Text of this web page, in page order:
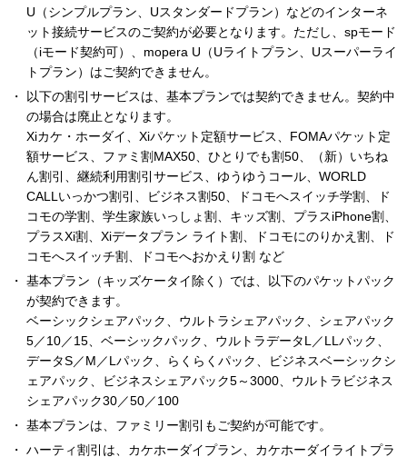
U（シンプルプラン、Uスタンダードプラン）などのインターネ
ット接続サービスのご契約が必要となります。ただし、spモード
（iモード契約可）、mopera U（Uライトプラン、Uスーパーライ
トプラン）はご契約できません。
以下の割引サービスは、基本プランでは契約できません。契約中
の場合は廃止となります。
Xiカケ・ホーダイ、Xiパケット定額サービス、FOMAパケット定
額サービス、ファミ割MAX50、ひとりでも割50、（新）いちね
ん割引、継続利用割引サービス、ゆうゆうコール、WORLD
CALLいっかつ割引、ビジネス割50、ドコモへスイッチ学割、ド
コモの学割、学生家族いっしょ割、キッズ割、プラスiPhone割、
プラスXi割、Xiデータプラン ライト割、ドコモにのりかえ割、ド
コモへスイッチ割、ドコモへおかえり割 など
基本プラン（キッズケータイ除く）では、以下のパケットパック
が契約できます。
ベーシックシェアパック、ウルトラシェアパック、シェアパック
5／10／15、ベーシックパック、ウルトラデータL／LLパック、
データS／M／Lパック、らくらくパック、ビジネスベーシックシ
ェアパック、ビジネスシェアパック5～3000、ウルトラビジネス
シェアパック30／50／100
基本プランは、ファミリー割引もご契約が可能です。
ハーティ割引は、カケホーダイプラン、カケホーダイライトプラ